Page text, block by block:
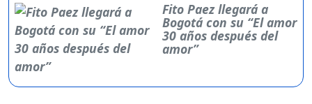
Fito Paez llegará a
Bogotá con su “El amor
30 años después del
amor”